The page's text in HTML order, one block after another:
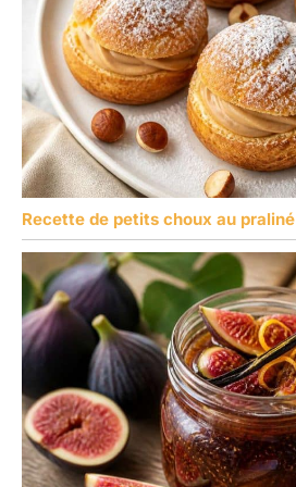
Recette de petits choux au praliné